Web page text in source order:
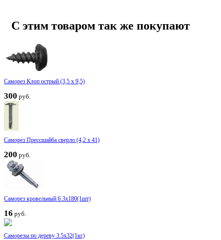
С этим товаром так же покупают
Саморез Клоп острый (3,5 х 9,5)
300 руб.
Саморез Прессшайба сверло (4,2 х 41)
200 руб.
Саморез кровельный 6.3x180(1шт)
16 руб.
Саморезы по дереву 3.5x32(1кг)